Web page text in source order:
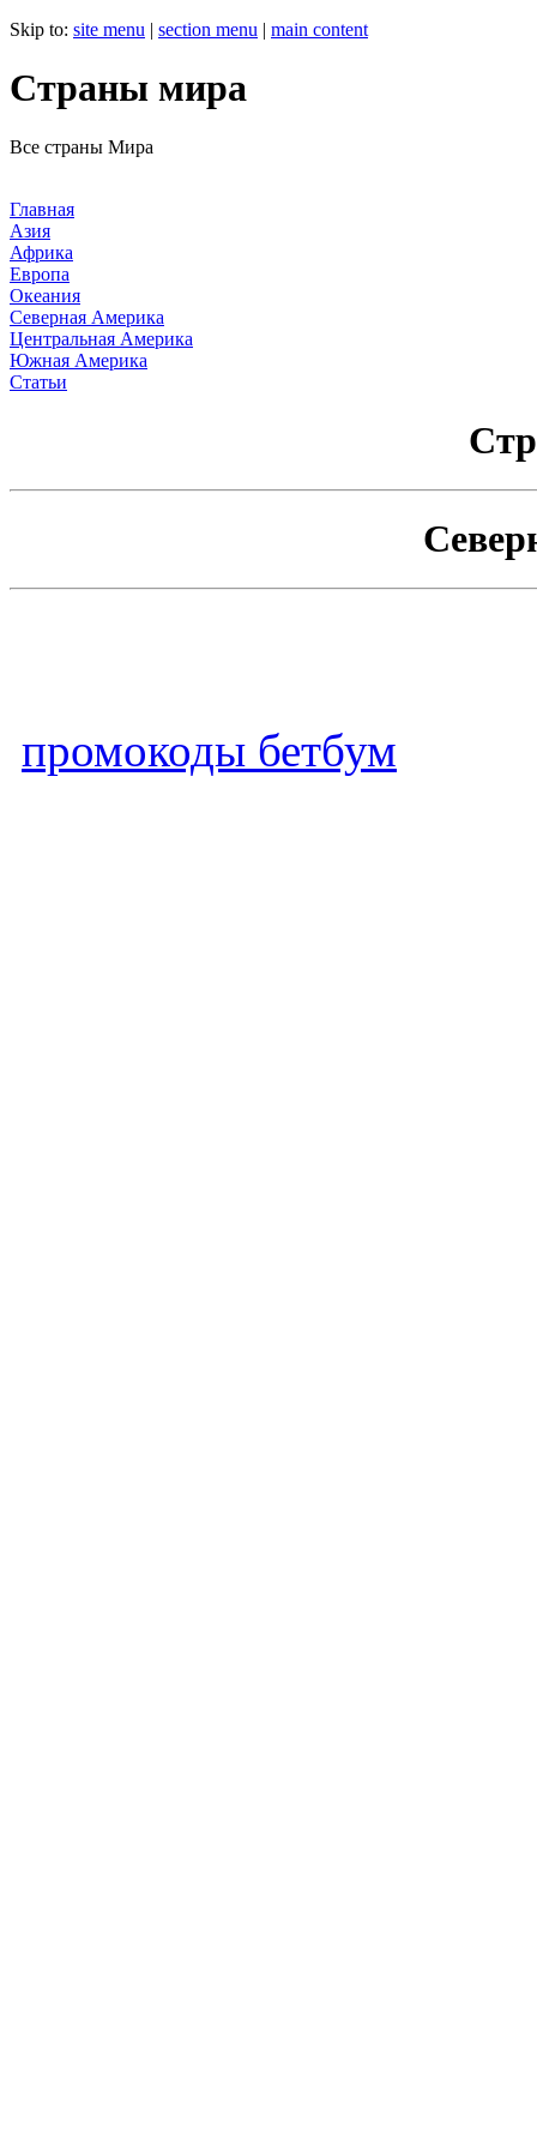
Skip to: site menu | section menu | main content
Страны мира
Все страны Мира
Главная
Азия
Африка
Европа
Океания
Северная Америка
Центральная Америка
Южная Америка
Статьи
промокоды бетбум